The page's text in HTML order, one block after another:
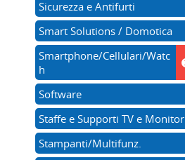
Sicurezza e Antifurti
Smart Solutions / Domotica
Smartphone/Cellulari/Watc
h
Software
Staffe e Supporti TV e Monitor
Stampanti/Multifunz.